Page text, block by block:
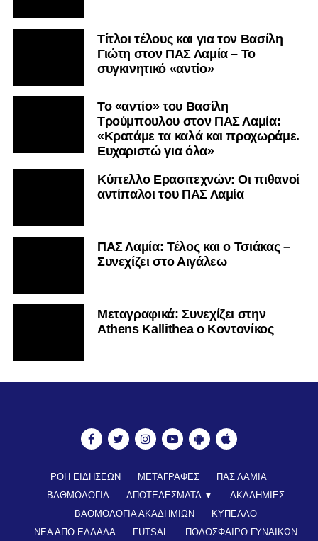
Τίτλοι τέλους και για τον Βασίλη
Γιώτη στον ΠΑΣ Λαμία – Το
συγκινητικό «αντίο»
Το «αντίο» του Βασίλη
Τρούμπουλου στον ΠΑΣ Λαμία:
«Κρατάμε τα καλά και προχωράμε.
Ευχαριστώ για όλα»
Κύπελλο Ερασιτεχνών: Οι πιθανοί
αντίπαλοι του ΠΑΣ Λαμία
ΠΑΣ Λαμία: Τέλος και ο Τσιάκας –
Συνεχίζει στο Αιγάλεω
Mεταγραφικά: Συνεχίζει στην
Athens Kallithea ο Κοντονίκος
ΡΟΗ ΕΙΔΗΣΕΩΝ ΜΕΤΑΓΡΑΦΕΣ
ΠΑΣ ΛΑΜΙΑ
ΒΑΘΜΟΛΟΓΙΑ
ΑΠΟΤΕΛΕΣΜΑΤΑ ▼
ΑΚΑΔΗΜΙΕΣ
ΒΑΘΜΟΛΟΓΙΑ ΑΚΑΔΗΜΙΩΝ
ΚΥΠΕΛΛΟ
ΝΕΑ ΑΠΟ ΕΛΛΑΔΑ
FUTSAL ΠΟΔΟΣΦΑΙΡΟ ΓΥΝΑΙΚΩΝ